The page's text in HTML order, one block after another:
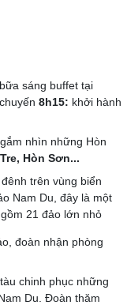
sáng buffet tại
8h15: khởi hành
nhìn những Hòn
Hòn Sơn...
trên vùng biển
Nam Du, đây là một
21 đảo lớn nhỏ
đoàn nhận phòng
chinh phục những
Du. Đoàn thăm